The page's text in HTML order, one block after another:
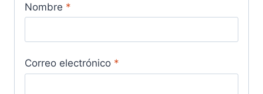
Nombre *
Correo electrónico *